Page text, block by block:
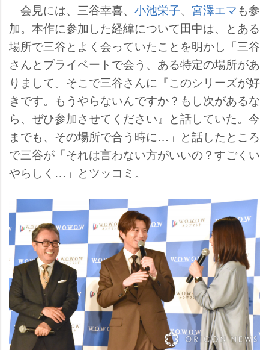
会見には、三谷幸喜、 小池栄子、 宮澤エマも参
加。本作に参加した経緯について田中は、とある
場所で三谷とよく会っていたことを明かし「三谷
さんとプライベートで会う、ある特定の場所があ
りまして。そこで三谷さんに『このシリーズが好
きです。もうやらないんですか？もし次があるな
ら、ぜひ参加させてください』と話していた。今
までも、その場所で合う時に…」と話したところ
で三谷が「それは言わない方がいいの？すごくい
らしく…」とツッコミ。